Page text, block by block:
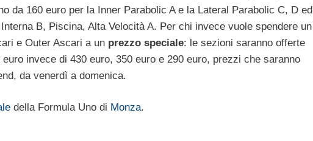
da 160 euro per la Inner Parabolic A e la Lateral Parabolic C, D ed
B, Piscina, Alta Velocità A. Per chi invece vuole spendere un
e Outer Ascari a un prezzo speciale: le sezioni saranno offerte
invece di 430 euro, 350 euro e 290 euro, prezzi che saranno
da venerdì a domenica.
della Formula Uno di Monza.